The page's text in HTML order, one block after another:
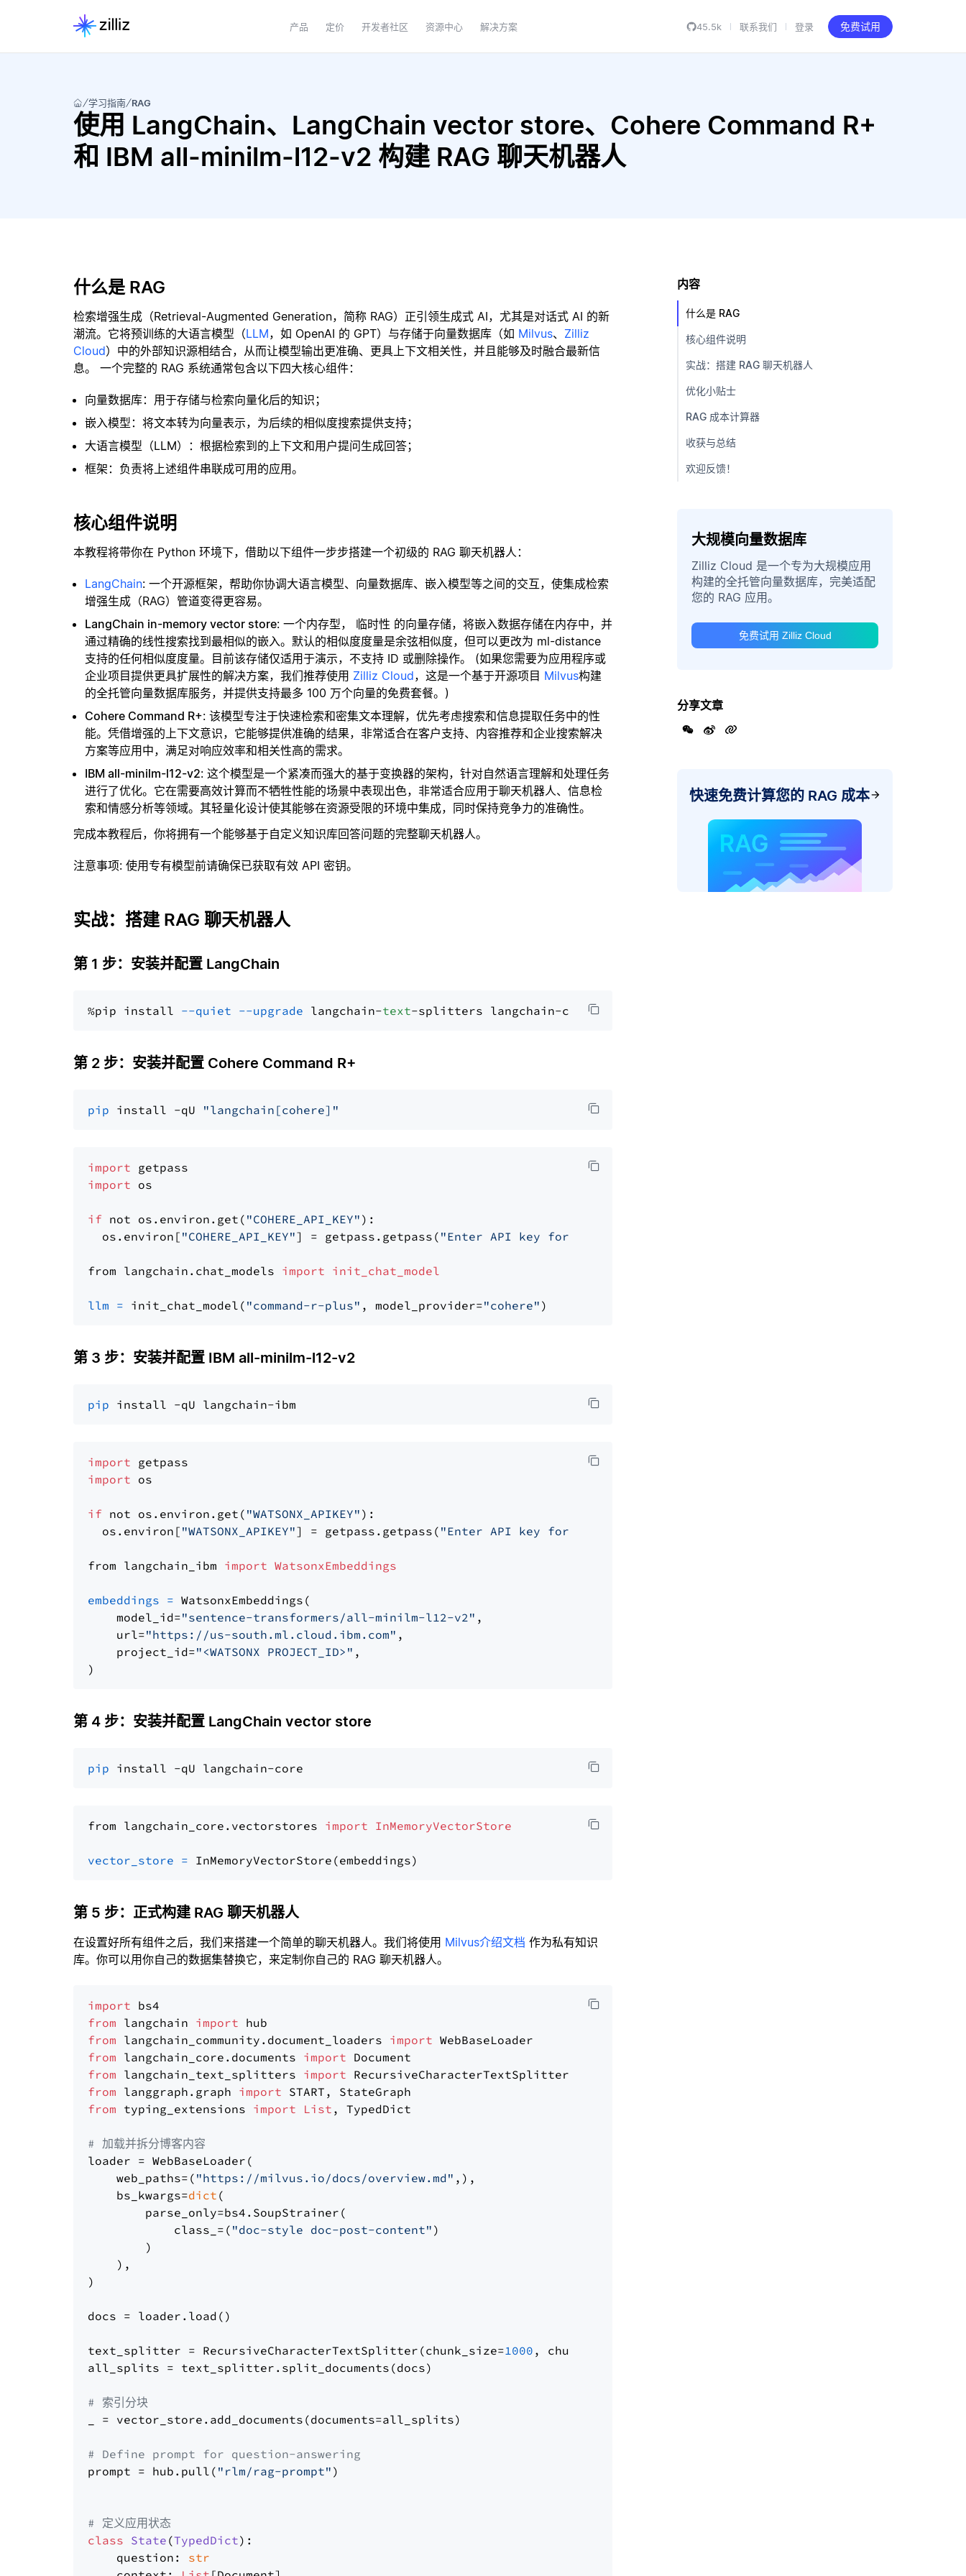
产品 定价 开发者社区 资源中心 解决方案 45.5k 联系我们 登录 免费试用
学习指南 RAG
使用 LangChain、LangChain vector store、Cohere Command R+
和 IBM all-minilm-l12-v2 构建 RAG 聊天机器人
什么是 RAG
检索增强生成（Retrieval-Augmented Generation，简称 RAG）正引领生成式 AI，尤其是对话式 AI 的新
潮流。它将预训练的大语言模型（LLM，如 OpenAI 的 GPT）与存储于向量数据库（如 Milvus、 Zilliz
Cloud）中的外部知识源相结合，从而让模型输出更准确、更具上下文相关性，并且能够及时融合最新信
息。 一个完整的 RAG 系统通常包含以下四大核心组件：
向量数据库：用于存储与检索向量化后的知识；
嵌入模型：将文本转为向量表示，为后续的相似度搜索提供支持；
大语言模型（LLM）：根据检索到的上下文和用户提问生成回答；
框架：负责将上述组件串联成可用的应用。
核心组件说明
本教程将带你在 Python 环境下，借助以下组件一步步搭建一个初级的 RAG 聊天机器人：
LangChain: 一个开源框架，帮助你协调大语言模型、向量数据库、嵌入模型等之间的交互，使集成检索
增强生成（RAG）管道变得更容易。
LangChain in-memory vector store: 一个内存型， 临时性 的向量存储，将嵌入数据存储在内存中，并
通过精确的线性搜索找到最相似的嵌入。默认的相似度度量是余弦相似度，但可以更改为 ml-distance
支持的任何相似度度量。目前该存储仅适用于演示，不支持 ID 或删除操作。 (如果您需要为应用程序或
企业项目提供更具扩展性的解决方案，我们推荐使用 Zilliz Cloud，这是一个基于开源项目 Milvus构建
的全托管向量数据库服务，并提供支持最多 100 万个向量的免费套餐。)
Cohere Command R+: 该模型专注于快速检索和密集文本理解，优先考虑搜索和信息提取任务中的性
能。凭借增强的上下文意识，它能够提供准确的结果，非常适合在客户支持、内容推荐和企业搜索解决
方案等应用中，满足对响应效率和相关性高的需求。
IBM all-minilm-l12-v2: 这个模型是一个紧凑而强大的基于变换器的架构，针对自然语言理解和处理任务
进行了优化。它在需要高效计算而不牺牲性能的场景中表现出色，非常适合应用于聊天机器人、信息检
索和情感分析等领域。其轻量化设计使其能够在资源受限的环境中集成，同时保持竞争力的准确性。
完成本教程后，你将拥有一个能够基于自定义知识库回答问题的完整聊天机器人。
注意事项: 使用专有模型前请确保已获取有效 API 密钥。
实战：搭建 RAG 聊天机器人
第 1 步：安装并配置 LangChain
%pip install --quiet --upgrade langchain-text
第 2 步：安装并配置 Cohere Command R+
pip install -qU "langchain[cohere]"
import
import os
if not os.environ.get( "COHERE_API_KEY" ):
  os.environ[
"COHERE_API_KEY"] = getpass.getpass( "Enter API key for Cohere: "
from langchain.chat_models import init_chat_model
llm = init_chat_model( "command-r-plus" , model_provider="cohere"
第 3 步：安装并配置 IBM all-minilm-l12-v2
pip
import
import os
if not os.environ.get( "WATSONX_APIKEY" ):
  os.environ[
"WATSONX_APIKEY"] = getpass.getpass( "Enter API key for IBM watsonx: "
from langchain_ibm import WatsonxEmbeddings
embeddings = WatsonxEmbeddings(
    model_id=
"sentence-transformers/all-minilm-l12-v2" ,
    url=
"https://us-south.ml.cloud.ibm.com" ,
    project_id=
"<WATSONX PROJECT_ID>" ,
第 4 步：安装并配置 LangChain vector store
pip
from langchain_core.vectorstores import InMemoryVectorStore
vector_store =
第 5 步：正式构建 RAG 聊天机器人
在设置好所有组件之后，我们来搭建一个简单的聊天机器人。我们将使用 Milvus介绍文档 作为私有知识
库。你可以用你自己的数据集替换它，来定制你自己的 RAG 聊天机器人。
import
from langchain import
from langchain_community.document_loaders import
from langchain_core.documents import
from langchain_text_splitters import
from langgraph.graph import
from typing_extensions import List , TypedDict
# 加载并拆分博客内容
loader = WebBaseLoader(
    web_paths=(
"https://milvus.io/docs/overview.md" ,),
    bs_kwargs=
dict (
        parse_only=bs4.SoupStrainer(
            class_=(
"doc-style doc-post-content" )
        )
    ),
)
docs = loader.load()
text_splitter = RecursiveCharacterTextSplitter(chunk_size=1000 , chunk_overlap=
all_splits = text_splitter.split_documents(docs)
# 索引分块
_ = vector_store.add_documents(documents=all_splits)
# Define prompt for question-answering
prompt = hub.pull( "rlm/rag-prompt" )
# 定义应用状态
class State (TypedDict):
    question:
str
内容
什么是 RAG
核心组件说明
实战：搭建 RAG 聊天机器人
优化小贴士
RAG 成本计算器
收获与总结
欢迎反馈！
大规模向量数据库
Zilliz Cloud 是一个专为大规模应用
构建的全托管向量数据库，完美适配
您的 RAG 应用。
免费试用 Zilliz Cloud
分享文章
快速免费计算您的 RAG 成本